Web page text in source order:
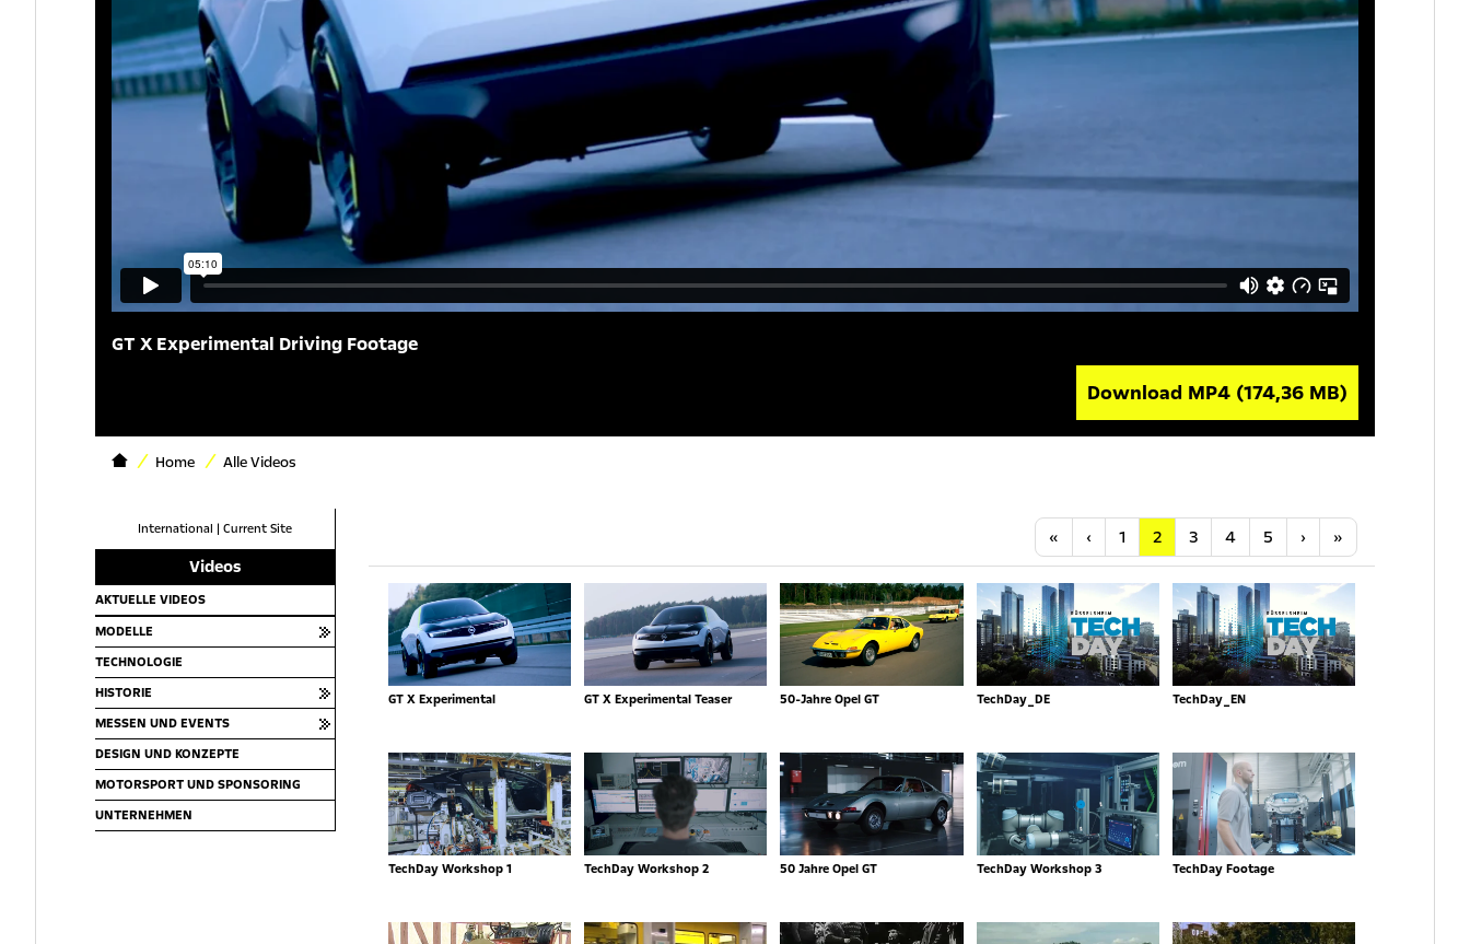
GT X Experimental Driving Footage
Download MP4 (174,36 MB)
Home Alle Videos
International | Current Site
Videos
AKTUELLE VIDEOS
MODELLE
TECHNOLOGIE
HISTORIE
MESSEN UND EVENTS
DESIGN UND KONZEPTE
MOTORSPORT UND SPONSORING
UNTERNEHMEN
« Anfang
‹ Vorherige
1 2 3 4 5 ›Nächste
»
GT X Experimental GT X Experimental Teaser 50-Jahre Opel GT TechDay_DE TechDay_EN
TechDay Workshop 1 TechDay Workshop 2 50 Jahre Opel GT TechDay Workshop 3 TechDay Footage